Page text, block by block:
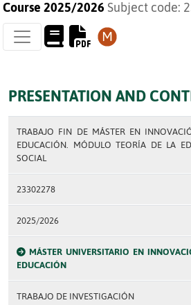
Course 2025/2026 Subject code:
PRESENTATION AND
TRABAJO FIN DE MÁSTER EN
EDUCACIÓN. MÓDULO TEORÍA DE LA
SOCIAL
23302278
2025/2026
MÁSTER UNIVERSITARIO EN
EDUCACIÓN
TRABAJO DE INVESTIGACIÓN